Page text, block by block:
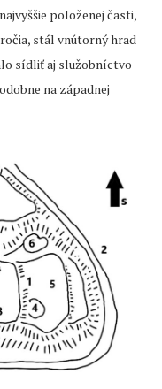
položenej časti,
stál vnútorný hrad
sídliť aj služobníctvo
na západnej